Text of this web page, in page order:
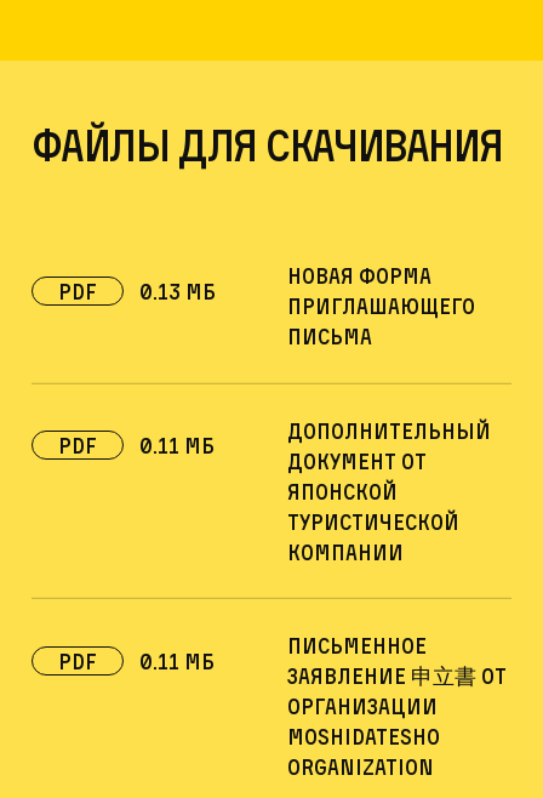
файлы для скачивания
PDF 0.13 Мб
Новая форма
приглашающего
письма
pdf 0.11 Мб
Дополнительный
документ от
японской
туристической
компании
pdf 0.11 Мб
Письменное
заявление 申立書 от
организации
Moshidatesho
organization